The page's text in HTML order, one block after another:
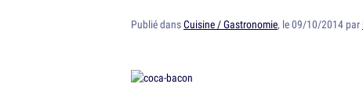
Publié dansCuisine / Gastronomie, le 09/10/2014 par